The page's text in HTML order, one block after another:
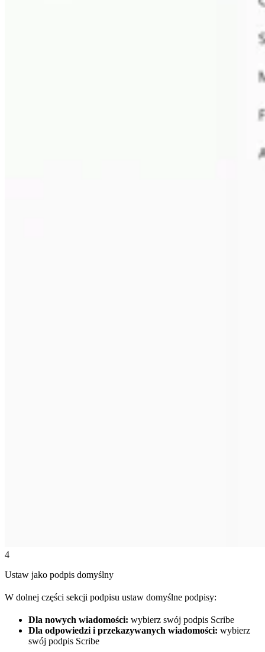
4
Ustaw jako podpis domyślny
W dolnej części sekcji podpisu ustaw domyślne podpisy:
Dla nowych wiadomości: wybierz swój podpis Scribe
Dla odpowiedzi i przekazywanych wiadomości: wybierz
swój podpis Scribe